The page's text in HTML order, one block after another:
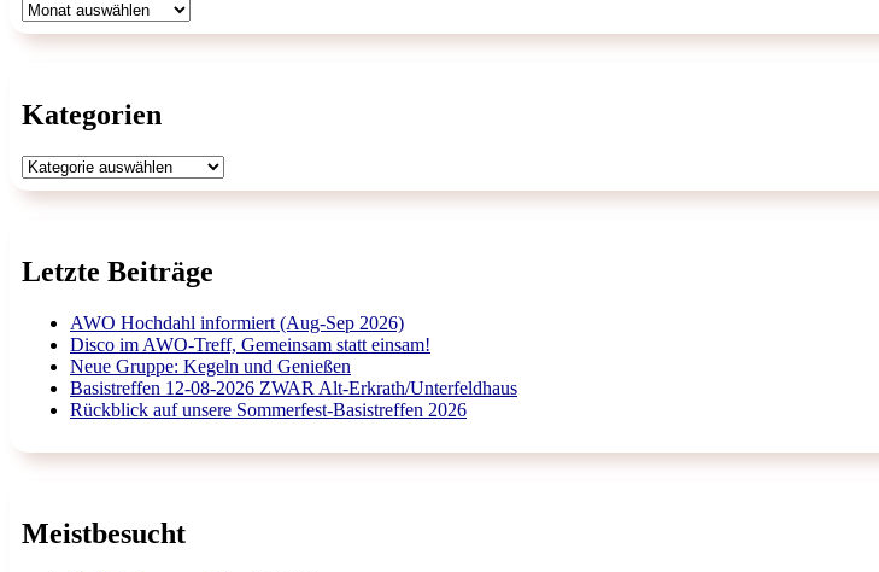
Archiv
Kategorien
Kategorien
Letzte Beiträge
AWO Hochdahl informiert (Aug-Sep 2026)
Disco im AWO-Treff, Gemeinsam statt einsam!
Neue Gruppe: Kegeln und Genießen
Basistreffen 12-08-2026 ZWAR Alt-Erkrath/Unterfeldhaus
Rückblick auf unsere Sommerfest-Basistreffen 2026
Meistbesucht